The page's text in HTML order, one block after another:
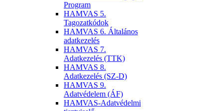
Program
HAMVAS 5.
Tagozatkódok
HAMVAS 6. Általános
adatkezelés
HAMVAS 7.
Adatkezelés (TTK)
HAMVAS 8.
Adatkezelés (SZ-D)
HAMVAS 9.
Adatvédelem (ÁF)
HAMVAS-Adatvédelmi